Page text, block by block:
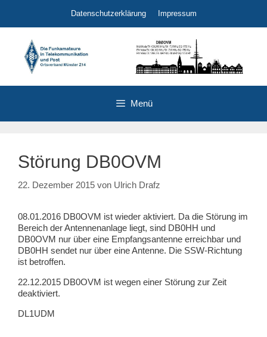
springen
Datenschutzerklärung Impressum
Menü
Störung DB0OVM
22. Dezember 2015 von Ulrich Drafz
08.01.2016 DB0OVM ist wieder aktiviert. Da die Störung im
Bereich der Antennenanlage liegt, sind DB0HH und
DB0OVM nur über eine Empfangsantenne erreichbar und
DB0HH sendet nur über eine Antenne. Die SSW-Richtung
ist betroffen.
22.12.2015 DB0OVM ist wegen einer Störung zur Zeit
deaktiviert.
DL1UDM